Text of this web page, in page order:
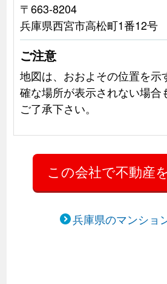
〒663-8204
兵庫県西宮市高松町1番12号
ご注意
地図は、おおよその位置を示
確な場所が表示されない場合
ご了承下さい。
兵庫県のマンショ